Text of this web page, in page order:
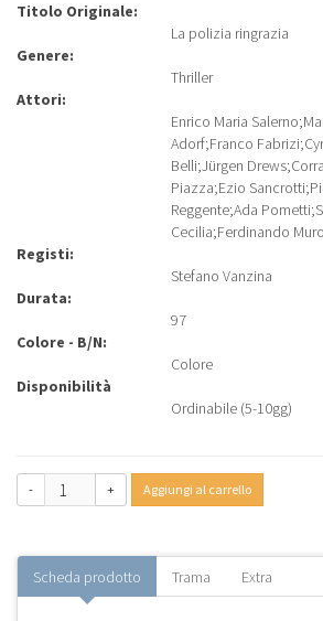
Titolo Originale:
La polizia ringrazia
Genere:
Thriller
Attori:
Enrico Maria Salerno;
Adorf;Franco Fabrizi;
Belli;Jürgen Drews;
Piazza;Ezio Sancrotti;
Reggente;Ada Pometti;
Cecilia;Ferdinando
Registi:
Stefano Vanzina
Durata:
97
Colore - B/N:
Colore
Disponibilità
Ordinabile (5-10gg)
- + Aggiungi al carrello
Scheda prodotto Trama Extra